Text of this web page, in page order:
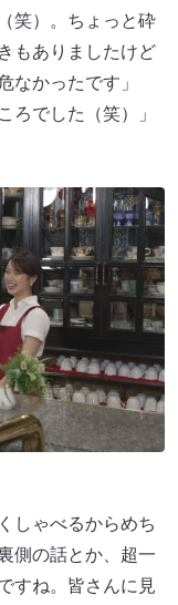
笑）。ちょっと砕
もありましたけど
なかったです」
ろでした（笑）」
しゃべるからめち
側の話とか、超一
すね。皆さんに見